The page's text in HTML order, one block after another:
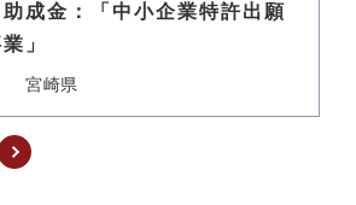
成金：「中小企業特許出願
」
宮崎県